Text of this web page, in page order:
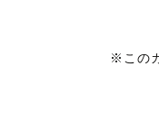
10月【🈵満枠】
※この